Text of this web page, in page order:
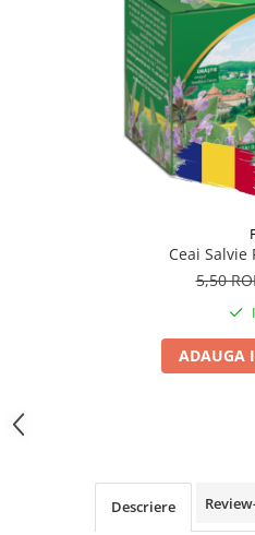
Supliment Vitamina D3
Supliment Vitamina E
Supliment Zinc
Tincturi si Gemoderivate
Tuse gat si respiratie
Ceai
5,50
ADAUGA
Descriere